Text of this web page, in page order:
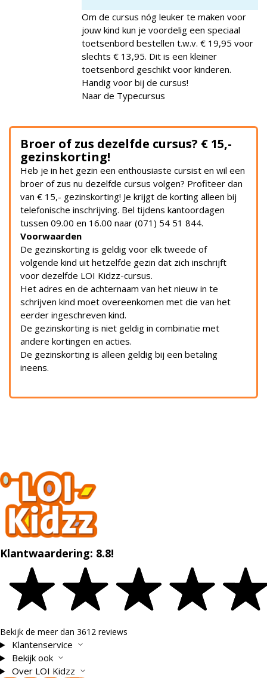
Om de cursus nóg leuker te maken voor
jouw kind kun je voordelig een speciaal
toetsenbord bestellen t.w.v. € 19,95 voor
slechts € 13,95. Dit is een kleiner
toetsenbord geschikt voor kinderen.
Handig voor bij de cursus!
Naar de Typecursus
Broer of zus dezelfde cursus? € 15,-
gezinskorting!
Heb je in het gezin een enthousiaste cursist en wil een
broer of zus nu dezelfde cursus volgen? Profiteer dan
van € 15,- gezinskorting! Je krijgt de korting alleen bij
telefonische inschrijving. Bel tijdens kantoordagen
tussen 09.00 en 16.00 naar (071) 54 51 844.
Voorwaarden
De gezinskorting is geldig voor elk tweede of
volgende kind uit hetzelfde gezin dat zich inschrijft
voor dezelfde LOI Kidzz-cursus.
Het adres en de achternaam van het nieuw in te
schrijven kind moet overeenkomen met die van het
eerder ingeschreven kind.
De gezinskorting is niet geldig in combinatie met
andere kortingen en acties.
De gezinskorting is alleen geldig bij een betaling
ineens.
Klantwaardering: 8.8!
Bekijk de meer dan 3612 reviews
Klantenservice
Bekijk ook
Over LOI Kidzz